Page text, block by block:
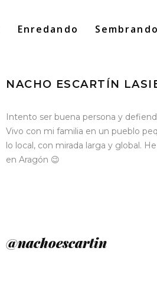
Enredando Sembrando
Search
NACHO ESCARTÍN
Intento ser buena persona y
Vivo con mi familia en un pueblo
lo local, con mirada larga y global.
en Aragón 😉
@nachoescartin